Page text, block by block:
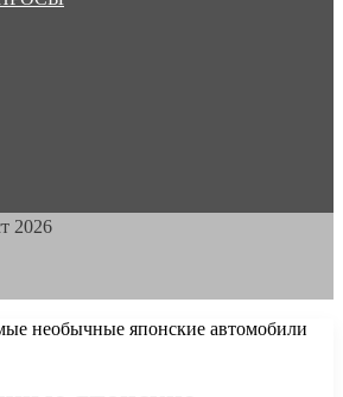
2026
необычные японские автомобили